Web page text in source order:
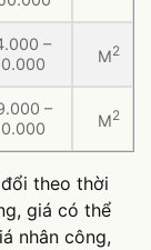
–
M2
–
M2
theo thời
giá có thể
nhân công,